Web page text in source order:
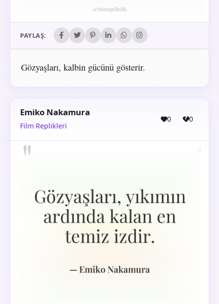
PAYLAŞ:
Gözyaşları, kalbin gücünü gösterir.
Emiko Nakamura
Film Replikleri
0 0